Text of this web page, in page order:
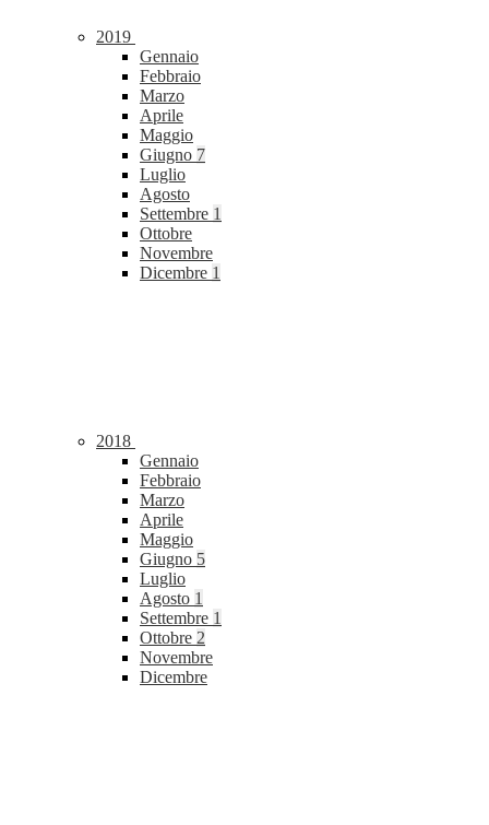
2019
Gennaio
Febbraio
Marzo
Aprile
Maggio
Giugno 7
Luglio
Agosto
Settembre 1
Ottobre
Novembre
Dicembre 1
2018
Gennaio
Febbraio
Marzo
Aprile
Maggio
Giugno 5
Luglio
Agosto 1
Settembre 1
Ottobre 2
Novembre
Dicembre